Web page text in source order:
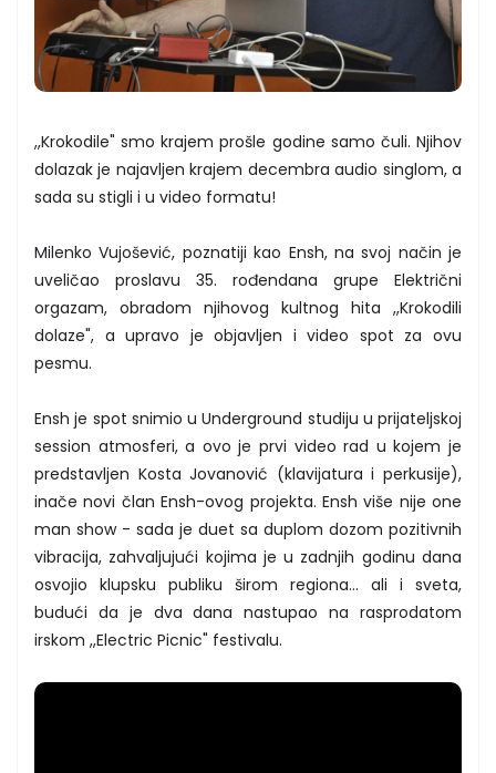
,,Krokodile" smo krajem prošle godine samo čuli. Njihov
dolazak je najavljen krajem decembra audio singlom, a
sada su stigli i u video formatu!
Milenko Vujošević, poznatiji kao Ensh, na svoj način je
uveličao proslavu 35. rođendana grupe Električni
orgazam, obradom njihovog kultnog hita ,,Krokodili
dolaze", a upravo je objavljen i video spot za ovu
pesmu.
Ensh je spot snimio u Underground studiju u prijateljskoj
session atmosferi, a ovo je prvi video rad u kojem je
predstavljen Kosta Jovanović (klavijatura i perkusije),
inače novi član Ensh-ovog projekta. Ensh više nije one
man show - sada je duet sa duplom dozom pozitivnih
vibracija, zahvaljujući kojima je u zadnjih godinu dana
osvojio klupsku publiku širom regiona... ali i sveta,
budući da je dva dana nastupao na rasprodatom
irskom ,,Electric Picnic" festivalu.